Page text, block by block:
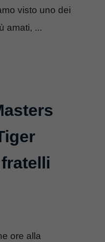
visto uno dei
amati, ...
ore alla